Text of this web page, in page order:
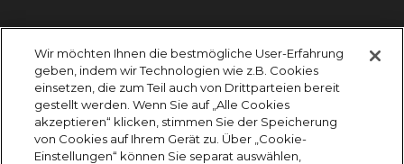
KARIKAALA ©2026 - Saily Food Service GmbH
Alle Rechte vorbehalten
Wir möchten Ihnen die bestmögliche User-Erfahrung
geben, indem wir Technologien wie z.B. Cookies
einsetzen, die zum Teil auch von Drittparteien bereit
gestellt werden. Wenn Sie auf „Alle Cookies
akzeptieren“ klicken, stimmen Sie der Speicherung
von Cookies auf Ihrem Gerät zu. Über „Cookie-
Einstellungen“ können Sie separat auswählen,